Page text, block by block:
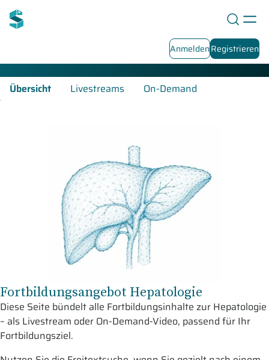
AnmeldenRegistrieren
Hepatologie-Fortbildungen
Übersicht Livestreams On-Demand
Fortbildungsangebot Hepatologie
Diese Seite bündelt alle Fortbildungsinhalte zur Hepatologie
– als Livestream oder On-Demand-Video, passend für Ihr
Fortbildungsziel.